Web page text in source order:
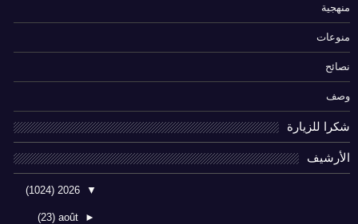
منهجية
منوعات
نصائح
وصف
شكرا للزيارة
الأرشيف
▼
2026
(1024)
►
août
(23)